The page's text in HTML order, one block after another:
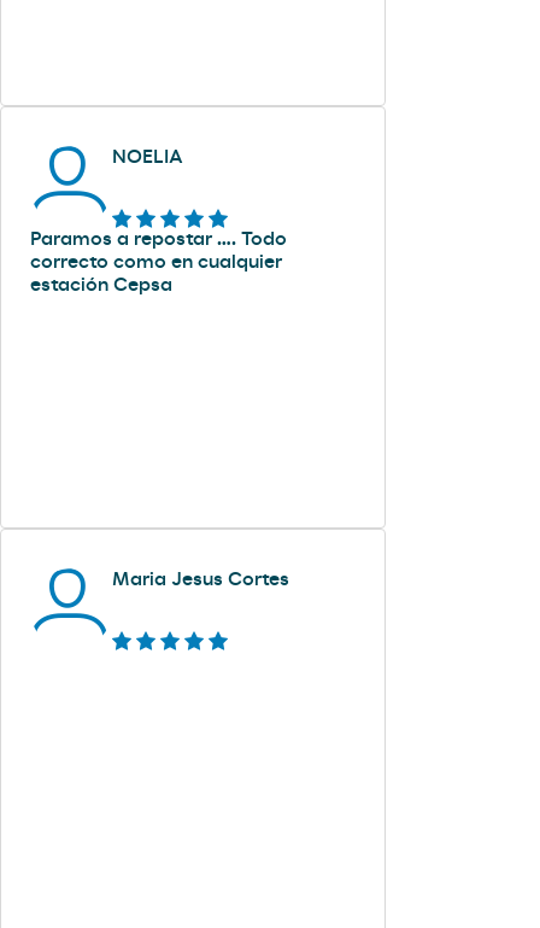
NOELIA
Paramos a repostar …. Todo
correcto como en cualquier
estación Cepsa
Maria Jesus Cortes